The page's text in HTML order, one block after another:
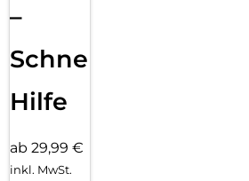
–
Schnelle
Hilfe
ab 29,99 €
inkl. MwSt.